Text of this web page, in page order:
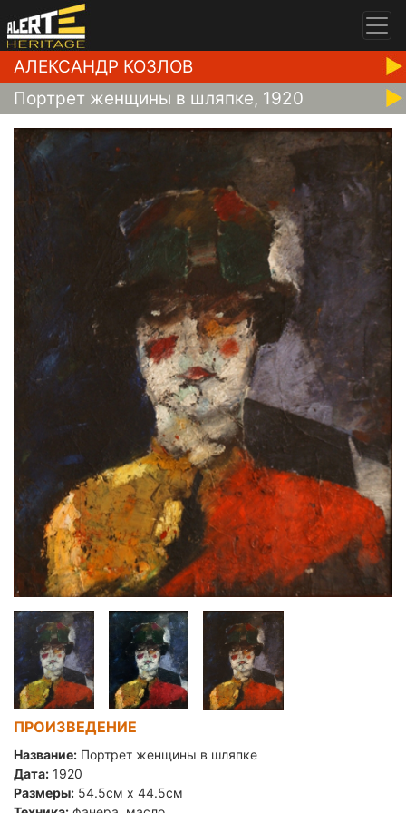
АЛЕКСАНДР КОЗЛОВ
Портрет женщины в шляпке, 1920
ПРОИЗВЕДЕНИЕ
Название: Портрет женщины в шляпке
Дата: 1920
Размеры: 54.5см x 44.5см